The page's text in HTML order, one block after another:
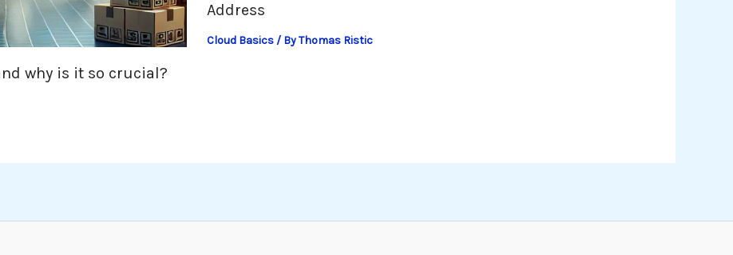
why is it so crucial?
Address
Cloud Basics/ ByThomas Ristic